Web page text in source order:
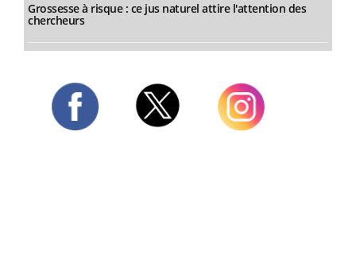
Grossesse à risque : ce jus naturel attire l'attention des
chercheurs